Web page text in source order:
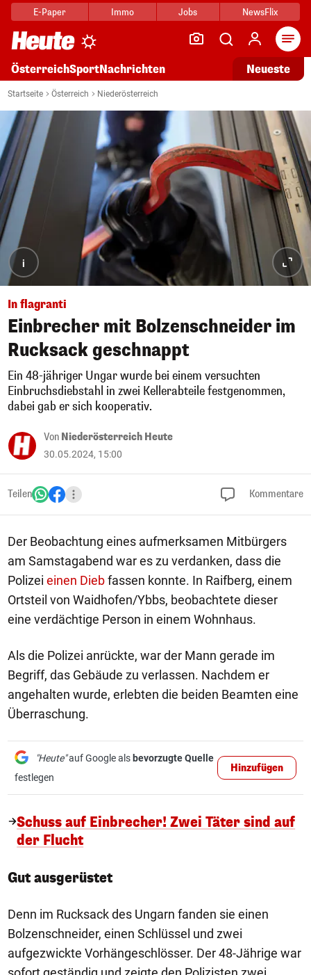
E-Paper Immo Jobs NewsFlix
ÖsterreichSportNachrichten Neueste
Startseite Österreich Niederösterreich
i
In flagranti
Einbrecher mit Bolzenschneider im
Rucksack geschnappt
Ein 48-jähriger Ungar wurde bei einem versuchten
Einbruchsdiebstahl in zwei Kellerabteile festgenommen,
dabei gab er sich kooperativ.
Von Niederösterreich Heute
30.05.2024, 15:00
Teilen Kommentare
Der Beobachtung eines aufmerksamen Mitbürgers
am Samstagabend war es zu verdanken, dass die
Polizei einen Diebfassen konnte. In Raifberg, einem
Ortsteil von Waidhofen/Ybbs, beobachtete dieser
eine verdächtige Person in einem Wohnhaus.
Als die Polizei anrückte, war der Mann gerade im
Begriff, das Gebäude zu verlassen. Nachdem er
angehalten wurde, erlebten die beiden Beamten eine
Überraschung.
"Heute"auf Google als bevorzugte Quelle
festlegen
Hinzufügen
Schuss auf Einbrecher! Zwei Täter sind auf
der Flucht
Gut ausgerüstet
Denn im Rucksack des Ungarn fanden sie einen
Bolzenschneider, einen Schlüssel und zwei
aufgezwickte Vorhängeschlösser. Der 48-Jährige war